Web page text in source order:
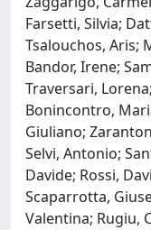
Farsetti, Silvia;
Tsalouchos, Aris;
Bandor, Irene;
Traversari,
Bonincontro,
Giuliano;
Selvi, Antonio;
Davide; Rossi,
Scaparrotta,
Valentina; Rugiu,